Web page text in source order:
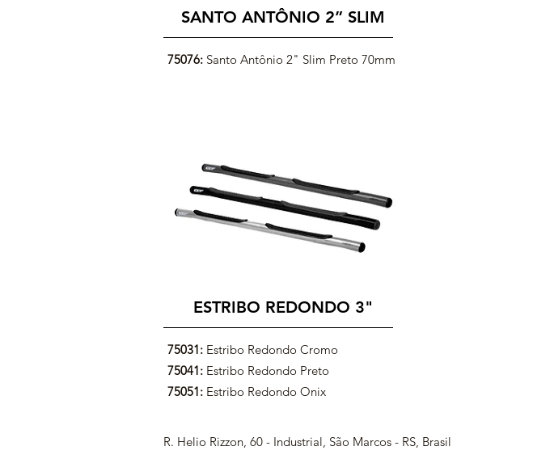
SANTO ANTÔNIO 2” SLIM
75076: Santo Antônio 2" Slim Preto 70mm
ESTRIBO REDONDO 3"
75031: Estribo Redondo Cromo
75041:Estribo Redondo Preto
75051: Estribo Redondo Onix
R. Helio Rizzon, 60 - Industrial, São Marcos - RS, Brasil